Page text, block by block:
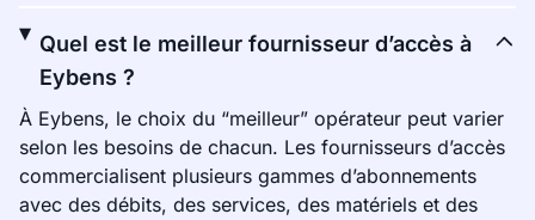
Quel est le meilleur fournisseur d’accès à
Eybens ?
À Eybens, le choix du “meilleur” opérateur peut varier
selon les besoins de chacun. Les fournisseurs d’accès
commercialisent plusieurs gammes d’abonnements
avec des débits, des services, des matériels et des